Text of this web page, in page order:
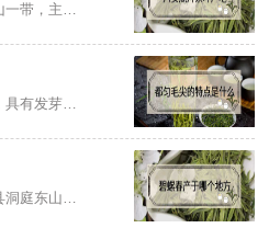
六安瓜片产自安徽省六安市大别山一带，主产地是革命老区原金寨县和裕安区两地处大别山北麓。其中以蝙蝠洞茶场产的瓜片最为正宗。
都匀毛尖茶选用当地的苔茶良种，具有发芽早、芽叶肥壮、茸毛多、持嫩性强的特性，内含成份丰富。都匀毛尖有“三绿透黄色”的特色，即干茶色泽绿中带黄，汤色绿中透黄，叶底绿中显黄。成品都匀毛尖色泽翠绿、外形匀整、白毫显露、条索卷曲、香气清嫩、滋味鲜浓、回味甘甜、汤色清澈、叶底明亮、芽头肥壮。
碧螺春原产地在江苏省苏州市吴县洞庭东山及西山两地，属于绿茶。碧螺春的制作工艺为采摘、杀青、揉捻、搓团显毫、烘干、炒制、包装。